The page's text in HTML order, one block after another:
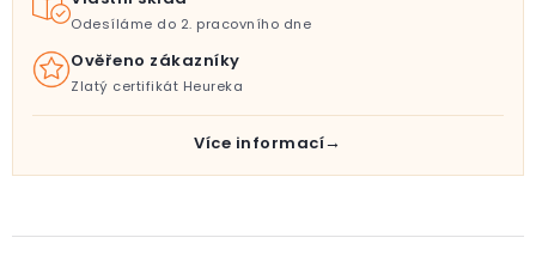
Odesíláme do 2. pracovního dne
Ověřeno zákazníky
Zlatý certifikát Heureka
Více informací